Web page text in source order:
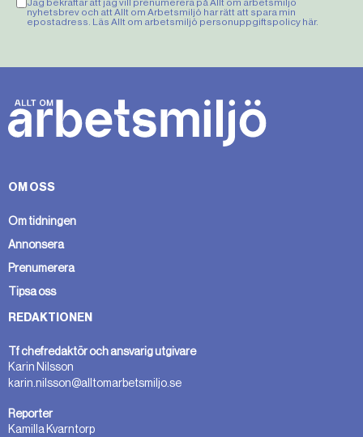
Jag bekräftar att jag vill prenumerera på Allt om arbetsmiljö
nyhetsbrev och att Allt om Arbetsmiljö har rätt att spara min
epostadress. Läs Allt om arbetsmiljö personuppgiftspolicy här.
OM OSS
Om tidningen
Annonsera
Prenumerera
Tipsa oss
REDAKTIONEN
Tf chefredaktör och ansvarig utgivare
Karin Nilsson
karin.nilsson@alltomarbetsmiljo.se
Reporter
Kamilla Kvarntorp